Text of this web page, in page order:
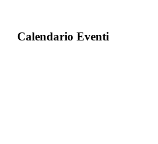
Calendario Eventi